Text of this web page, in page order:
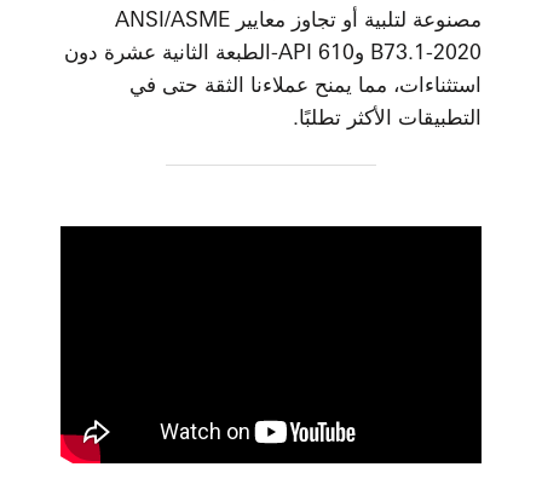
مصنوعة لتلبية أو تجاوز معايير ANSI/ASME
B73.1-2020 وAPI 610-الطبعة الثانية عشرة دون
استثناءات، مما يمنح عملاءنا الثقة حتى في
التطبيقات الأكثر تطلبًا.